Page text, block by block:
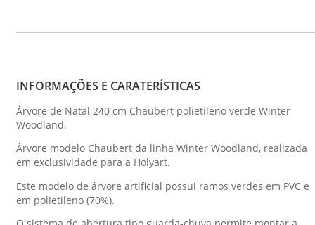
INFORMAÇÕES E CARATERÍSTICAS
Árvore de Natal 240 cm Chaubert polietileno verde Winter
Woodland.
Árvore modelo Chaubert da linha Winter Woodland, realizada
em exclusividade para a Holyart.
Este modelo de árvore artificial possui ramos verdes em PVC e
em polietileno (70%).